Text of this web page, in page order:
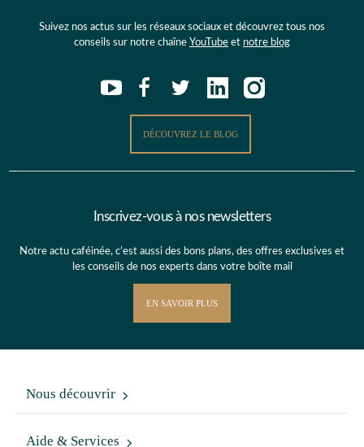
Suivez nos actus sur les réseaux sociaux et découvrez tous nos
conseils sur notre chaîne YouTube et notre blog
DÉCOUVREZ LE BLOG
Inscrivez-vous à nos newsletters
Notre actu caféinée, c’est aussi des bons plans, des offres exclusives et
les conseils de nos experts dans votre boîte mail
EN SAVOIR PLUS
Nous découvrir
Aide & Services